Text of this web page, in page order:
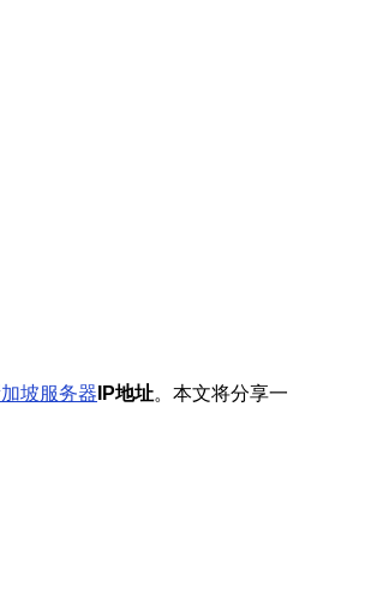
坡服务器 IP地址。本文将分享一